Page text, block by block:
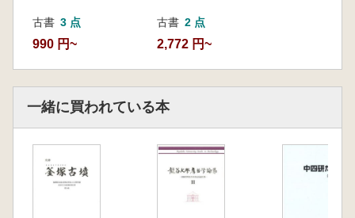
古書 3 点
990 円~
古書 2 点
2,772 円~
一緒に買われている本